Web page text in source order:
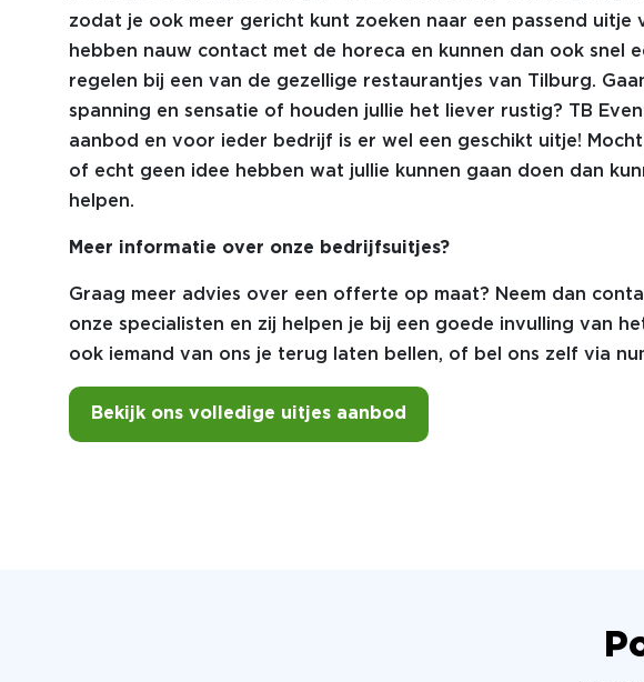
zodat je ook meer gericht kunt zoeken naar een passend uitje
hebben nauw contact met de horeca en kunnen dan ook snel
regelen bij een van de gezellige restaurantjes van Tilburg.
spanning en sensatie of houden jullie het liever rustig? TB
aanbod en voor ieder bedrijf is er wel een geschikt uitje!
of echt geen idee hebben wat jullie kunnen gaan doen dan
helpen.
Meer informatie over onze bedrijfsuitjes?
Graag meer advies over een offerte op maat? Neem dan
onze specialisten en zij helpen je bij een goede invulling van
ook iemand van ons je terug laten bellen, of bel ons zelf via
Bekijk ons volledige uitjes aanbod